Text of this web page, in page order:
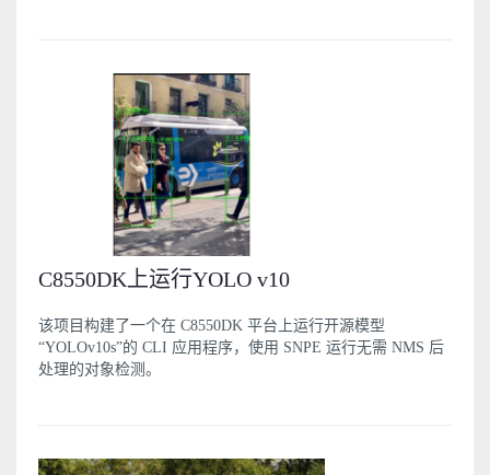
C8550DK上运行YOLO v10
该项目构建了一个在 C8550DK 平台上运行开源模型
“YOLOv10s”的 CLI 应用程序，使用 SNPE 运行无需 NMS 后
处理的对象检测。